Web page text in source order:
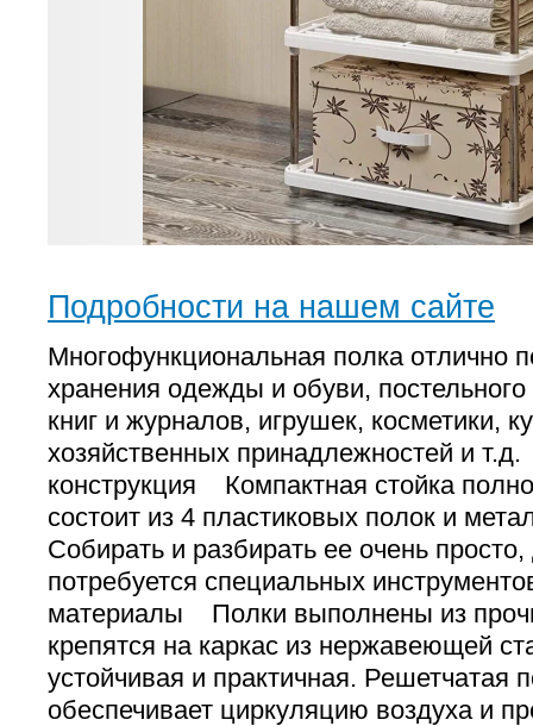
Подробности на нашем сайте
Многофункциональная полка отлично
хранения одежды и обуви,
книг и журналов, игрушек, косметики,
хозяйственных принадлежностей и
конструкция Компактная стойка
состоит из 4 пластиковых полок и
Собирать и разбирать ее очень просто,
потребуется специальных
материалы Полки выполнены из
крепятся на каркас из нержавеющей
устойчивая и практичная. Решетчатая
обеспечивает циркуляцию воздуха и